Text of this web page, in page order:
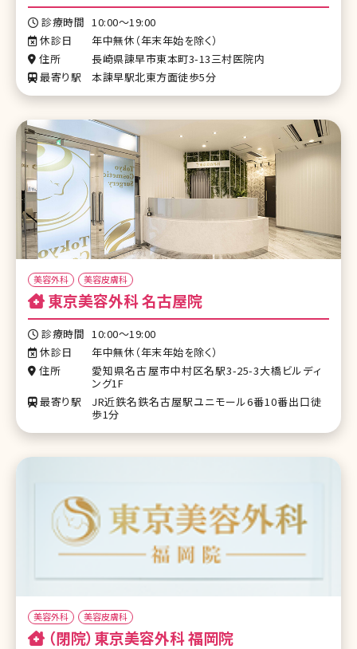
診療時間 10:00～19:00
休診日
年中無休（年末年始を除く）
住所
長崎県諫早市東本町3-13三村医院内
最寄り駅
本諫早駅北東方面徒歩5分
美容外科 美容皮膚科
東京美容外科 名古屋院
診療時間 10:00～19:00
休診日
年中無休（年末年始を除く）
住所
愛知県名古屋市中村区名駅3-25-3大橋ビルディ
ング1F
最寄り駅
JR近鉄名鉄名古屋駅ユニモール6番10番出口徒
歩1分
美容外科 美容皮膚科
（閉院）東京美容外科 福岡院